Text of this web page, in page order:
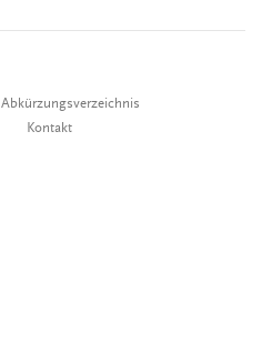
Abkürzungsverzeichnis
Kontakt